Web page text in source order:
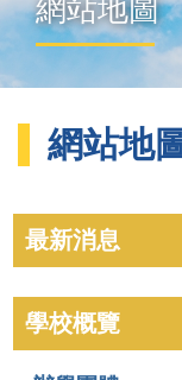
網站地圖
網站地
最新消息
學校概覽